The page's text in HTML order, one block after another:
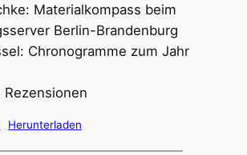
Materialkompass beim
Berlin-Brandenburg
Chronogramme zum Jahr
Rezensionen
Herunterladen